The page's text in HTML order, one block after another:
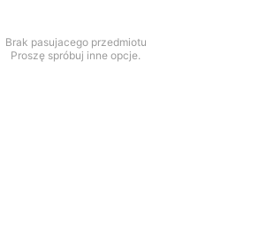
Brak pasujacego przedmiotu
Proszę spróbuj inne opcje.